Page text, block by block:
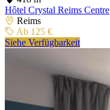
Hôtel Crystal Reims Centre
Reims
Ab 125 €
Siehe Verfügbarkeit